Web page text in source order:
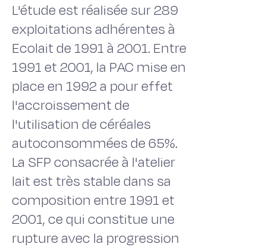
L'étude est réalisée sur 289
exploitations adhérentes à
Ecolait de 1991 à 2001. Entre
1991 et 2001, la PAC mise en
place en 1992 a pour effet
l'accroissement de
l'utilisation de céréales
autoconsommées de 65%.
La SFP consacrée à l'atelier
lait est très stable dans sa
composition entre 1991 et
2001, ce qui constitue une
rupture avec la progression